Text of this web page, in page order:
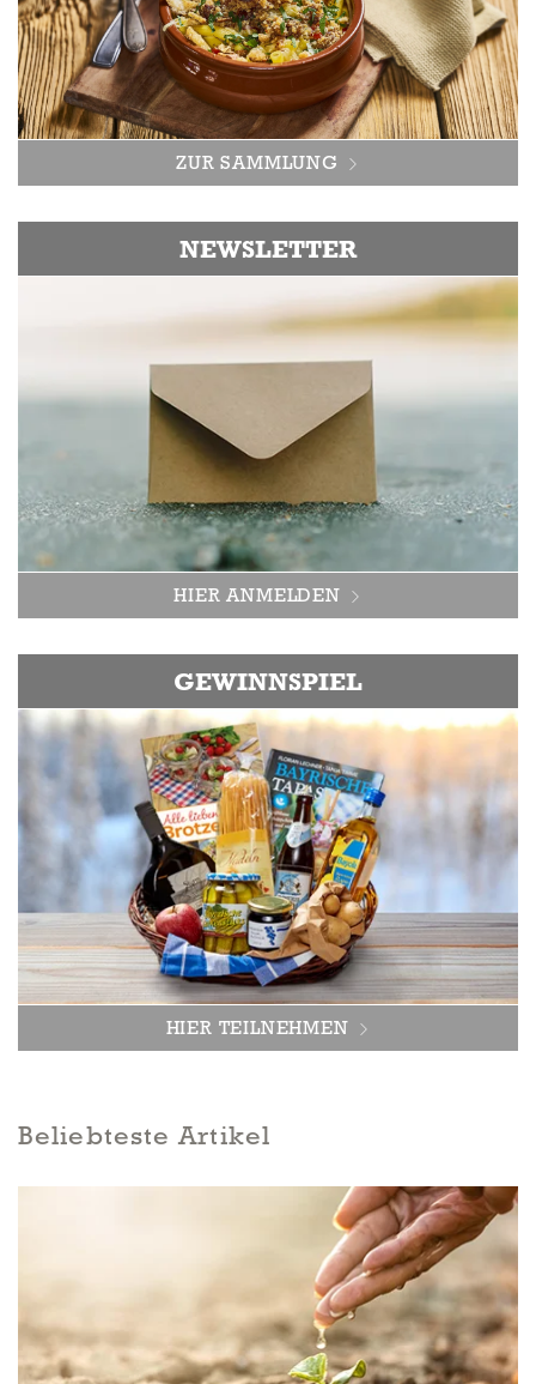
ZUR SAMMLUNG
NEWSLETTER
HIER ANMELDEN
GEWINNSPIEL
HIER TEILNEHMEN
Beliebteste Artikel